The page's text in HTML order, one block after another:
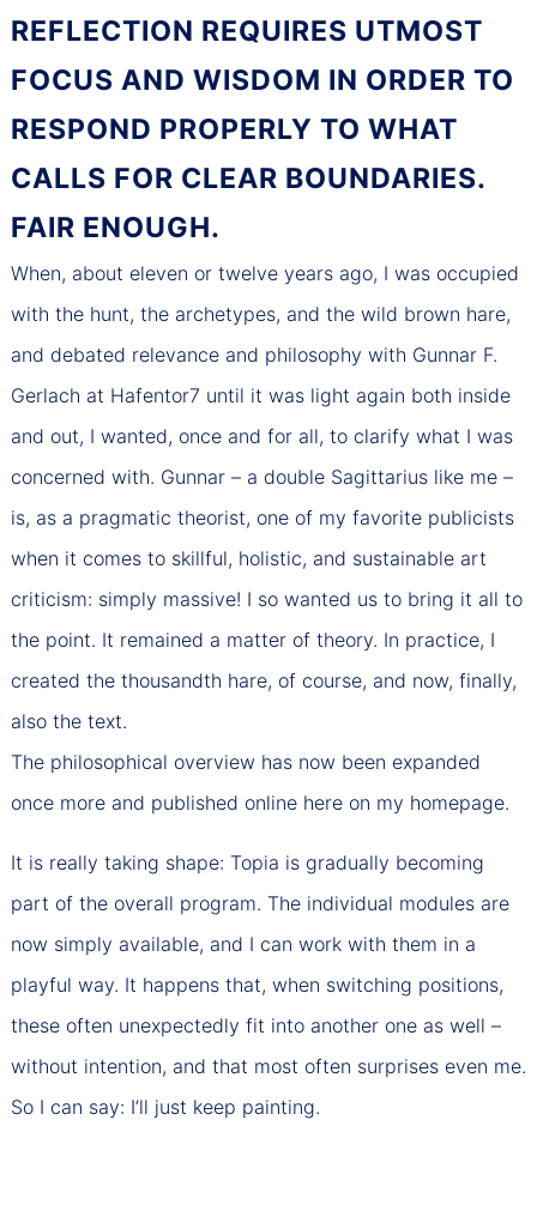
REFLECTION REQUIRES UTMOST
FOCUS AND WISDOM IN ORDER TO
RESPOND PROPERLY TO WHAT
CALLS FOR CLEAR BOUNDARIES.
FAIR ENOUGH.
When, about eleven or twelve years ago, I was occupied
with the hunt, the archetypes, and the wild brown hare,
and debated relevance and philosophy with Gunnar F.
Gerlach at Hafentor7 until it was light again both inside
and out, I wanted, once and for all, to clarify what I was
concerned with. Gunnar – a double Sagittarius like me –
is, as a pragmatic theorist, one of my favorite publicists
when it comes to skillful, holistic, and sustainable art
criticism: simply massive! I so wanted us to bring it all to
the point. It remained a matter of theory. In practice, I
created the thousandth hare, of course, and now, finally,
also the text.
The philosophical overview has now been expanded
once more and published online here on my homepage.
It is really taking shape: Topia is gradually becoming
part of the overall program. The individual modules are
now simply available, and I can work with them in a
playful way. It happens that, when switching positions,
these often unexpectedly fit into another one as well –
without intention, and that most often surprises even me.
So I can say: I’ll just keep painting.